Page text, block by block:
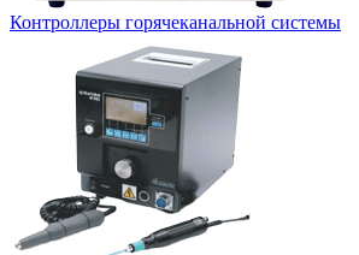
Контроллеры горячеканальной системы